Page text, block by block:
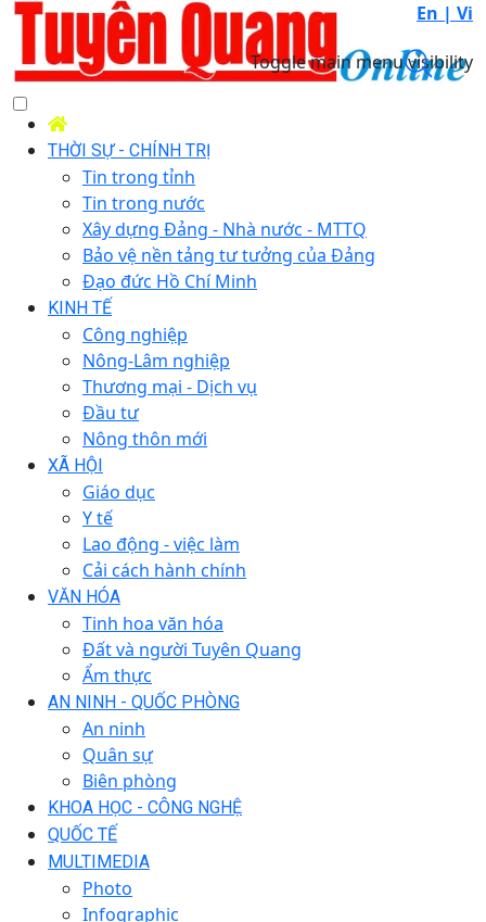
En | Vi
Toggle main menu visibility
THỜI SỰ - CHÍNH TRỊ
Tin trong tỉnh
Tin trong nước
Xây dựng Đảng - Nhà nước - MTTQ
Bảo vệ nền tảng tư tưởng của Đảng
Đạo đức Hồ Chí Minh
KINH TẾ
Công nghiệp
Nông-Lâm nghiệp
Thương mại - Dịch vụ
Đầu tư
Nông thôn mới
XÃ HỘI
Giáo dục
Y tế
Lao động - việc làm
Cải cách hành chính
VĂN HÓA
Tinh hoa văn hóa
Đất và người Tuyên Quang
Ẩm thực
AN NINH - QUỐC PHÒNG
An ninh
Quân sự
Biên phòng
KHOA HỌC - CÔNG NGHỆ
QUỐC TẾ
MULTIMEDIA
Photo
Infographic